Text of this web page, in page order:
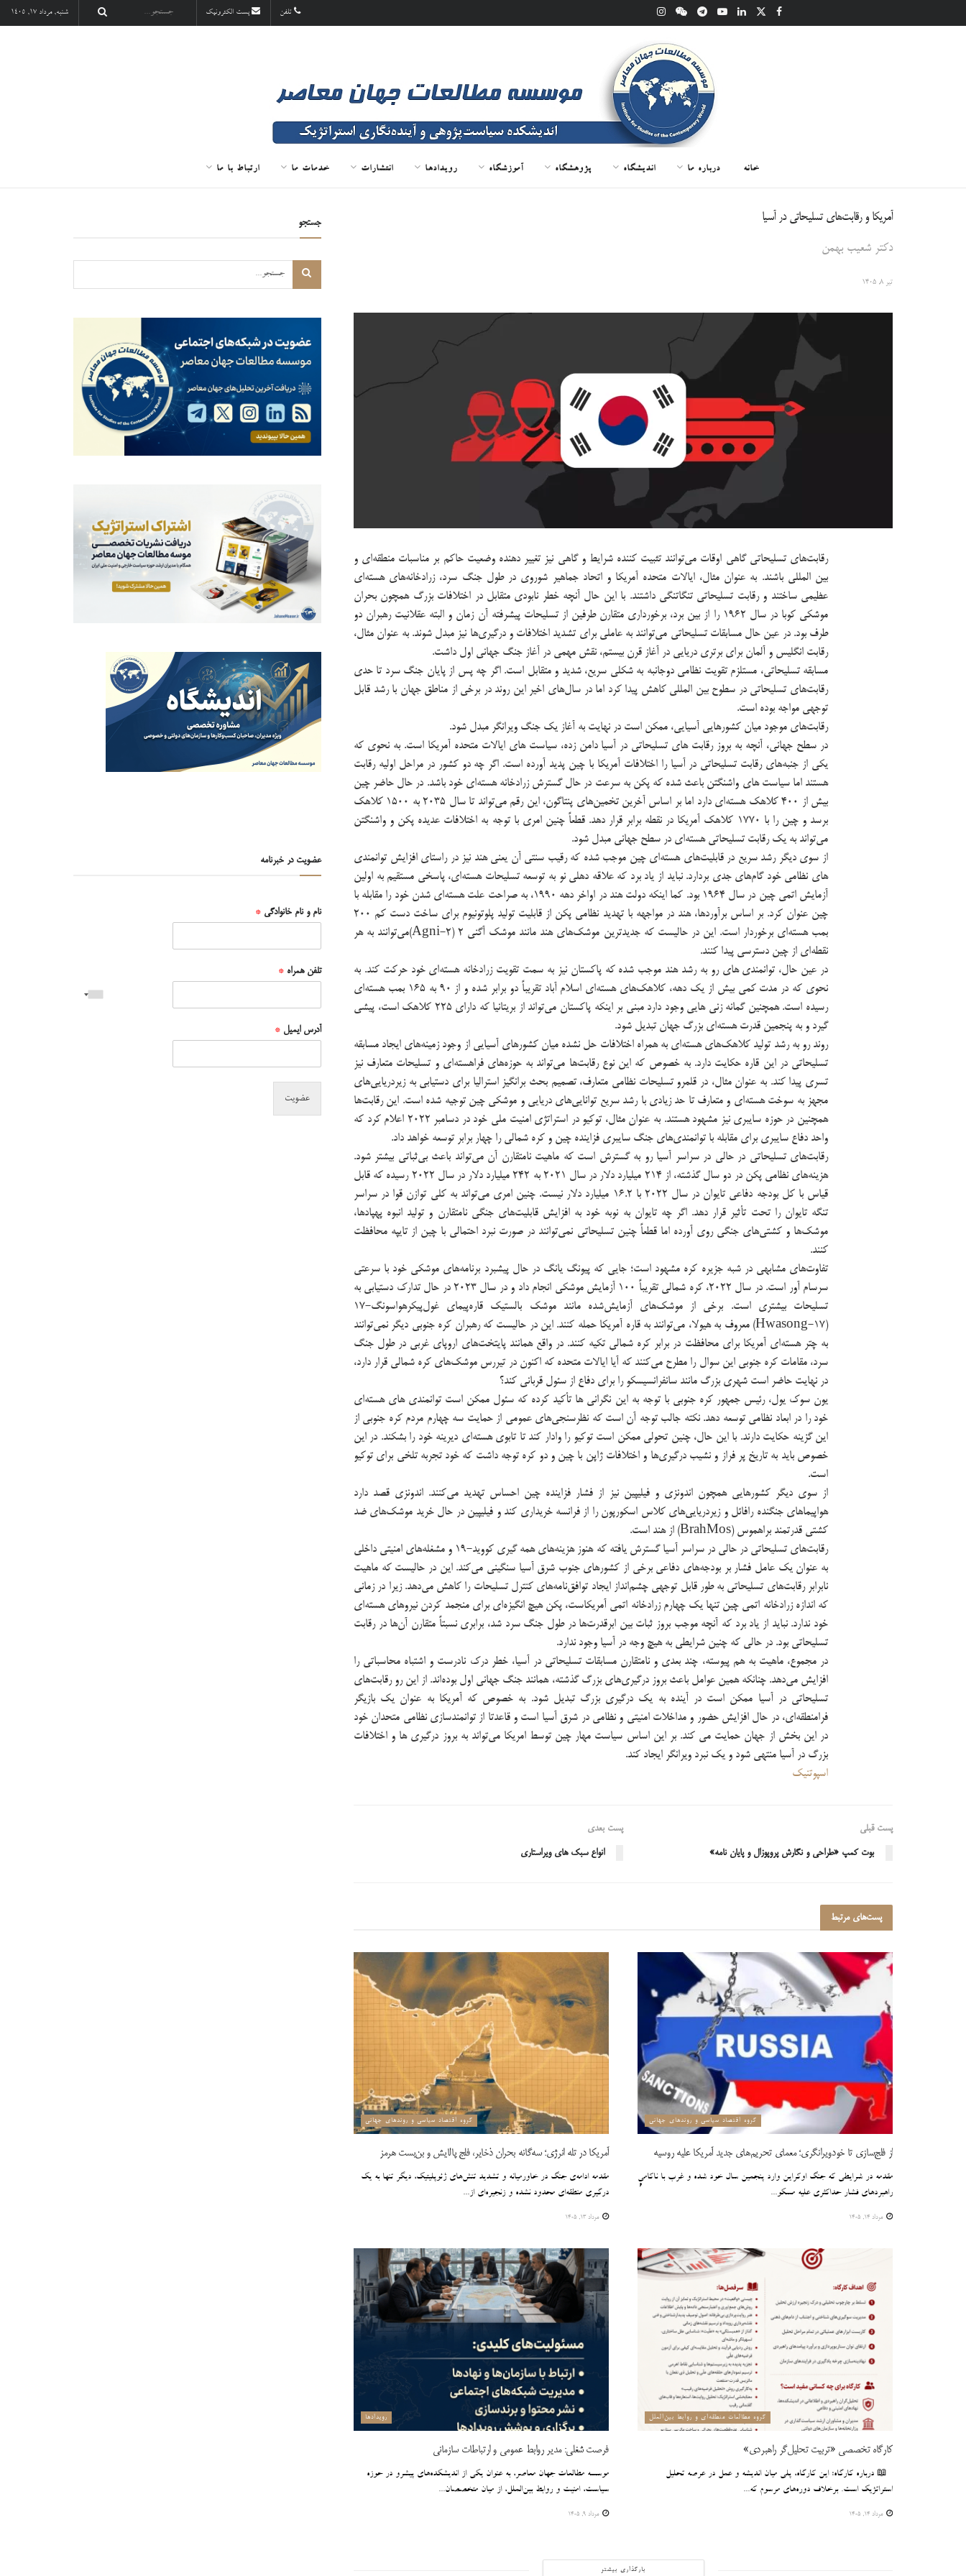
تلفن پست الکترونیک شنبه, مرداد ۱۷, ۱۴۰۵
خانه درباره ما اندیشگاه پژوهشگاه آموزشگاه رویدادها انتشارات خدمات ما ارتباط با ما
آمریکا و رقابت‌های تسلیحاتی در آسیا
دکتر شعیب بهمن
تیر ۸, ۱۴۰۵
رقابت‌های تسلیحاتی گاهی اوقات می‌توانند تثبیت کننده شرایط و گاهی نیز تغییر دهنده وضعیت حاکم بر مناسبات منطقه‌ای و
بین المللی باشند. به عنوان مثال، ایالات متحده آمریکا و اتحاد جماهیر شوروی در طول جنگ سرد، زرادخانه‌های هسته‌ای
عظیمی ساختند و رقابت تسلیحاتی تنگاتنگی داشتند. با این حال آنچه خطر نابودی متقابل در اختلافات بزرگ همچون بحران
موشکی کوبا در سال ۱۹۶۲ را از بین برد، برخورداری متقارن طرفین از تسلیحات پیشرفته آن زمان و البته عقلانیت رهبران دو
طرف بود. در عین حال مسابقات تسلیحاتی می‌توانند به عاملی برای تشدید اختلافات و درگیری‌ها نیز مبدل شوند. به عنوان مثال،
رقابت انگلیس و آلمان برای برتری دریایی در آغاز قرن بیستم، نقش مهمی در آغاز جنگ جهانی اول داشت.
مسابقه تسلیحاتی، مستلزم تقویت نظامی دوجانبه به شکلی سریع، شدید و متقابل است. اگر چه پس از پایان جنگ سرد تا حدی
رقابت‌های تسلیحاتی در سطوح بین المللی کاهش پیدا کرد اما در سال‌های اخیر این روند در برخی از مناطق جهان با رشد قابل
توجهی مواجه بوده است.
رقابت‌های موجود میان کشورهایی آسیایی، ممکن است در نهایت به آغاز یک جنگ ویرانگر مبدل شود.
در سطح جهانی، آنچه به بروز رقابت های تسلیحاتی در آسیا دامن زده، سیاست های ایالات متحده آمریکا است. به نحوی که
یکی از جنبه‌های رقابت تسلیحاتی در آسیا را اختلافات آمریکا با چین پدید آورده است. اگر چه دو کشور در مراحل اولیه رقابت
هستند اما سیاست های واشنگتن باعث شده که پکن به سرعت در حال گسترش زرادخانه هسته‌ای خود باشد. در حال حاضر چین
بیش از ۴۰۰ کلاهک هسته‌ای دارد اما بر اساس آخرین تخمین‌های پنتاگون، این رقم می‌تواند تا سال ۲۰۳۵ به ۱۵۰۰ کلاهک
برسد و چین را با ۱۷۷۰ کلاهک آمریکا در نقطه برابر قرار دهد. قطعاً چنین امری با توجه به اختلافات عدیده پکن و واشنگتن
می‌تواند به یک رقابت تسلیحاتی هسته‌ای در سطح جهانی مبدل شود.
از سوی دیگر رشد سریع در قابلیت‌های هسته‌ای چین موجب شده که رقیب سنتی آن یعنی هند نیز در راستای افزایش توانمندی
های نظامی خود گام‌های جدی بردارد. نباید از یاد برد که علاقه دهلی نو به توسعه تسلیحات هسته‌ای، پاسخی مستقیم به اولین
آزمایش اتمی چین در سال 1964 بود. کما اینکه دولت هند در اواخر دهه 1990، به صراحت علت هسته‌ای شدن خود را مقابله با
چین عنوان کرد. بر اساس برآوردها، هند در مواجهه با تهدید نظامی پکن از قابلیت تولید پلوتونیوم برای ساخت دست کم 200
بمب هسته‌ای برخوردار است. این در حالیست که جدیدترین موشک‌های هند مانند موشک آگنی 2 (Agni-2)می‌توانند به هر
نقطه‌ای از چین دسترسی پیدا کنند.
در عین حال، توانمندی های رو به رشد هند موجب شده که پاکستان نیز به سمت تقویت زرادخانه هسته‌ای خود حرکت کند. به
نحوی که در مدت کمی بیش از یک دهه، کلاهک‌های هسته‌ای اسلام آباد تقریباً دو برابر شده و از ۹۰ به ۱۶۵ بمب هسته‌ای
رسیده است. همچنین گمانه زنی هایی وجود دارد مبنی بر اینکه پاکستان می‌تواند از بریتانیا که دارای ۲۲۵ کلاهک است، پیشی
گیرد و به پنجمین قدرت هسته‌ای بزرگ جهان تبدیل شود.
روند رو به رشد تولید کلاهک‌های هسته‌ای به همراه اختلافات حل نشده میان کشورهای آسیایی از وجود زمینه‌های ایجاد مسابقه
تسلیحاتی در این قاره حکایت دارد. به خصوص که این نوع رقابت‌ها می‌تواند به حوزه‌های فراهسته‌ای و تسلیحات متعارف نیز
تسری پیدا کند. به عنوان مثال، در قلمرو تسلیحات نظامی متعارف، تصمیم بحث برانگیز استرالیا برای دستیابی به زیردریایی‌های
مجهز به سوخت هسته‌ای و متعارف تا حد زیادی با رشد سریع توانایی‌های دریایی و موشکی چین توجیه شده است. این رقابت‌ها
همچنین در حوزه سایبری نیز مشهود هستند. به عنوان مثال، توکیو در استراتژی امنیت ملی خود در دسامبر ۲۰۲۲ اعلام کرد که
واحد دفاع سایبری برای مقابله با توانمندی‌های جنگ سایبری فزاینده چین و کره شمالی را چهار برابر توسعه خواهد داد.
رقابت‌های تسلیحاتی در حالی در سراسر آسیا رو به گسترش است که ماهیت نامتقارن آن می‌تواند باعث بی‌ثباتی بیشتر شود.
هزینه‌های نظامی پکن در دو سال گذشته، از ۲۱۴ میلیارد دلار در سال ۲۰۲۱ به ۲۴۲ میلیارد دلار در سال ۲۰۲۲ رسیده که قابل
قیاس با کل بودجه دفاعی تایوان در سال ۲۰۲۲ با ۱۶.۲ میلیارد دلار نیست. چنین امری می‌تواند به کلی توازن قوا در سراسر
تنگه تایوان را تحت تأثیر قرار دهد. اگر چه تایوان به نوبه خود به افزایش قابلیت‌های جنگی نامتقارن و تولید انبوه پهپادها،
موشک‌ها و کشتی‌های جنگی روی آورده اما قطعاً چنین تسلیحاتی نمی‌توانند در صورت نبرد احتمالی با چین از تایپه محافظت
کنند.
تفاوت‌های مشابهی در شبه جزیره کره مشهود است؛ جایی که پیونگ یانگ در حال پیشبرد برنامه‌های موشکی خود با سرعتی
سرسام آور است. در سال 2022، کره شمالی تقریباً 100 آزمایش موشکی انجام داد و در سال 2023 در حال تدارک دستیابی به
تسلیحات بیشتری است. برخی از موشک‌های آزمایش‌شده‌ مانند موشک بالستیک قاره‌پیمای غول‌پیکرهواسونگ-17
(Hwasong-17) معروف به هیولا، می‌توانند به قاره آمریکا حمله کنند. این در حالیست که رهبران کره جنوبی دیگر نمی‌توانند
به چتر هسته‌ای آمریکا برای محافظت در برابر کره شمالی تکیه کنند. در واقع همانند پایتخت‌های اروپای غربی در طول جنگ
سرد، مقامات کره جنوبی این سوال را مطرح می‌کنند که آیا ایالات متحده که اکنون در تیررس موشک‌های کره شمالی قرار دارد،
در نهایت حاضر است شهری بزرگ مانند سانفرانسیسکو را برای دفاع از سئول قربانی کند؟
یون سوک یول، رئیس جمهور کره جنوبی با توجه به این نگرانی ها تأکید کرده که سئول ممکن است توانمندی های هسته‌ای
خود را در ابعاد نظامی توسعه دهد. نکته جالب توجه آن است که نظرسنجی‌های عمومی از حمایت سه چهارم مردم کره جنوبی از
این گزینه حکایت دارند. با این حال، چنین تحولی ممکن است توکیو را وادار کند تا تابوی هسته‌ای دیرینه خود را بشکند. در این
خصوص باید به تاریخ پر فراز و نشیب درگیری‌ها و اختلافات ژاپن با چین و دو کره توجه داشت که خود تجربه تلخی برای توکیو
است.
از سوی دیگر کشورهایی همچون اندونزی و فیلیپین نیز از فشار فزاینده چین احساس تهدید می‌کنند. اندونزی قصد دارد
هواپیماهای جنگنده رافائل و زیردریایی‌های کلاس اسکورپون را از فرانسه خریداری کند و فیلیپین در حال خرید موشک‌های ضد
کشتی قدرتمند براهموس (BrahMos) از هند است.
رقابت‌های تسلیحاتی در حالی در سراسر آسیا گسترش یافته که هنوز هزینه‌های همه گیری کووید-۱۹ و مشغله‌های امنیتی داخلی
به عنوان یک عامل فشار بر بودجه‌های دفاعی برخی از کشورهای جنوب شرق آسیا سنگینی می‌کند. این در حالیست که ماهیت
نابرابر رقابت‌های تسلیحاتی به طور قابل توجهی چشم‌انداز ایجاد توافق‌نامه‌های کنترل تسلیحات را کاهش می‌دهد. زیرا در زمانی
که اندازه زرادخانه اتمی چین تنها یک چهارم زرادخانه اتمی آمریکاست، پکن هیچ انگیزه‌ای برای منجمد کردن نیروهای هسته‌ای
خود ندارد. نباید از یاد برد که آنچه موجب بروز ثبات بین ابرقدرت‌ها در طول جنگ سرد شد، برابری نسبتاً متقارن آن‌ها در رقابت
تسلیحاتی بود. در حالی که چنین شرایطی به هیچ وجه در آسیا وجود ندارد.
در مجموع، ماهیت به هم پیوسته، چند بعدی و نامتقارن مسابقات تسلیحاتی در آسیا، خطر درک نادرست و اشتباه محاسباتی را
افزایش می‌دهد. چنانکه همین عوامل باعث بروز درگیری‌های بزرگ گذشته، همانند جنگ جهانی اول بوده‌اند. از این رو رقابت‌های
تسلیحاتی در آسیا ممکن است در آینده به یک درگیری بزرگ تبدیل شود. به خصوص که آمریکا به عنوان یک بازیگر
فرامنطقه‌ای، در حال افزایش حضور و مداخلات امنیتی و نظامی در شرق آسیا است و قاعدتا از توانمندسازی نظامی متحدان خود
در این بخش از جهان حمایت می کند. بر این اساس سیاست مهار چین توسط امریکا می‌تواند به بروز درگیری ها و اختلافات
بزرگ در آسیا منتهی شود و یک نبرد ویرانگر ایجاد کند.
اسپوتنیک
پست قبلی
بوت کمپ «طراحی و نگارش پروپوزال و پایان نامه»
پست بعدی
انواع سبک های ویراستاری
پست‌های مرتبط
گروه اقتصاد سیاسی و روندهای جهانی
از فلج‌سازی تا خودویرانگری؛ معمای تحریم‌های جدید آمریکا علیه روسیه
مقدمه در شرایطی که جنگ اوکراین وارد پنجمین سال خود شده و غرب با ناکامیِ
راهبردهای فشار حداکثری علیه مسکو...
مرداد ۱۴, ۱۴۰۵
گروه اقتصاد سیاسی و روندهای جهانی
آمریکا در تله انرژی؛ سه‌گانه بحران ذخایر، فلج پالایش و بن‌بست هرمز
مقدمه ادامه‌ی جنگ در خاورمیانه و تشدید تنش‌های ژئوپلیتیک، دیگر تنها به یک
درگیری منطقه‌ای محدود نشده و زنجیره‌ای از...
مرداد ۱۳, ۱۴۰۵
گروه مطالعات منطقه‌ای و روابط بین‌الملل
کارگاه تخصصی «تربیت تحلیل‌گر راهبردی»
📖 درباره کارگاه: این کارگاه، پلی میان اندیشه و عمل در عرصه تحلیل
استراتژیک است. برخلاف دوره‌های مرسوم که...
مرداد ۱۴, ۱۴۰۵
رویدادها
فرصت شغلی: مدیر روابط عمومی و ارتباطات سازمانی
موسسه مطالعات جهان معاصر، به عنوان یکی از اندیشکده‌های پیشرو در حوزه
سیاست، امنیت و روابط بین‌الملل، از میان متخصصان...
مرداد ۹, ۱۴۰۵
بارگذاری بیشتر
جستجو
عضویت در خبرنامه
نام و نام خانوادگی *
تلفن همراه *
آدرس ایمیل *
عضویت